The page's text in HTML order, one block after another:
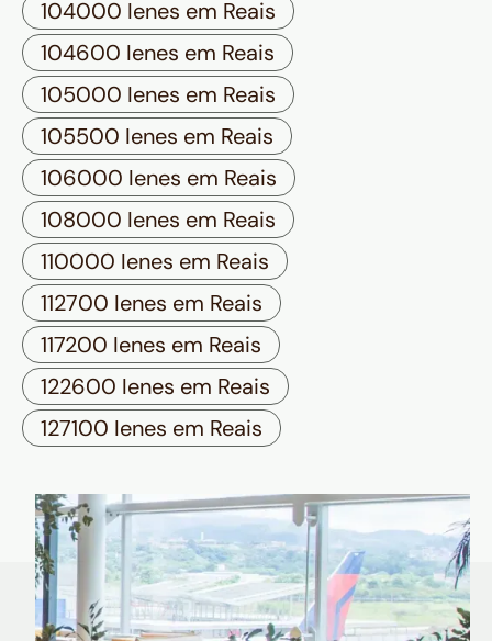
104000 Ienes em Reais
104600 Ienes em Reais
105000 Ienes em Reais
105500 Ienes em Reais
106000 Ienes em Reais
108000 Ienes em Reais
110000 Ienes em Reais
112700 Ienes em Reais
117200 Ienes em Reais
122600 Ienes em Reais
127100 Ienes em Reais